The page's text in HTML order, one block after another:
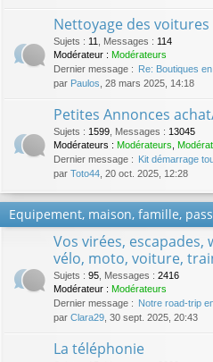
Nettoyage des voitures
Sujets : 11 Messages : 114
Modérateur : Modérateurs
Dernier message :
Re: Boutiques
par Paulos , 28 mars 2025, 14:18
Petites Annonces
Sujets : 1599 Messages : 13045
Modérateurs : Modérateurs
Dernier message :
Kit démarrage
par Toto44 , 20 oct. 2025, 12:28
Equipement, maison, famille,
Vos virées, escapades,
vélo, moto, voiture,
Sujets : 95 Messages : 2416
Modérateur : Modérateurs
Dernier message : Notre road-trip
par Clara29 , 30 sept. 2025, 20:43
La téléphonie